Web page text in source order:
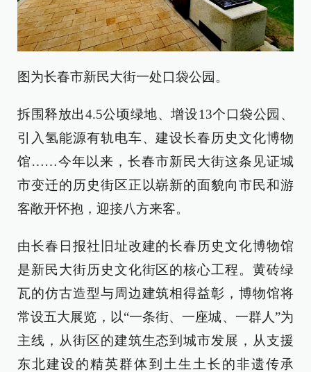
图为长春市新民大街一处口袋公园。
拆围释放出4.5公顷绿地、增设13个口袋公园、
引入氢能源有轨电车、建设长春历史文化博物
馆……今年以来，长春市新民大街这条见证城
市变迁的历史街区正以崭新的面貌向市民和游
客敞开怀抱，迎接八方来客。
由长春日报社旧址改建的长春历史文化博物馆
是新民大街历史文化街区的核心工程。黄砖绿
瓦的仿古造型与周边建筑相得益彰，博物馆将
常设五大展览，以“一条街、一座城、一群人”为
主线，从街区的建筑生态到城市发展，从支援
东北建设的精英群体到土生土长的非遗传承